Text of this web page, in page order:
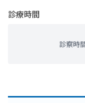
診療時間
診察時